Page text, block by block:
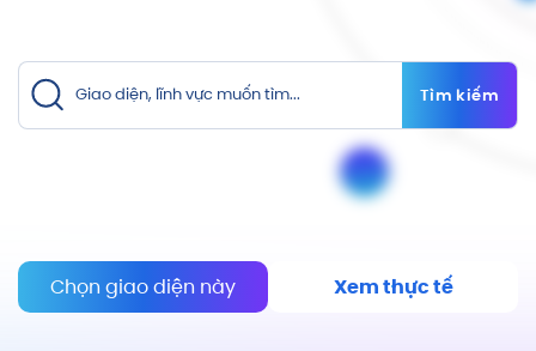
Tìm kiếm
Chọn giao diện này Xem thực tế